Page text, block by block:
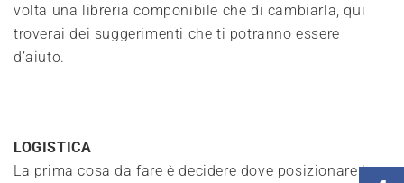
volta una libreria componibile che di cambiarla, qui
troverai dei suggerimenti che ti potranno essere
d’aiuto.
LOGISTICA
La prima cosa da fare è decidere dove posizionare la